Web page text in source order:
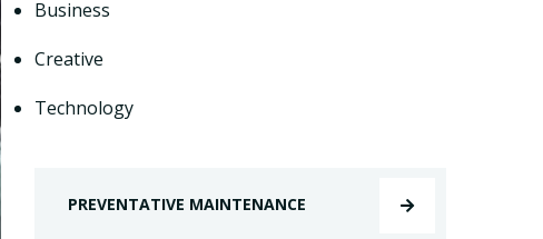
Business
Creative
Technology
PREVENTATIVE MAINTENANCE